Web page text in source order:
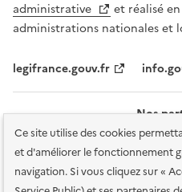
Ce site utilise des cookies
et d'améliorer le fonctionnement
navigation. Si vous cliquez sur «
administrative
et réalisé
administrations nationales et
legifrance.gouv.fr
Nos